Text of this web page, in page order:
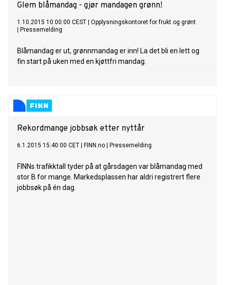
Glem blåmandag - gjør mandagen grønn!
1.10.2015 10:00:00 CEST
Opplysningskontoret for frukt og grønt
Pressemelding
Blåmandag er ut, grønnmandag er inn! La det bli en lett og
fin start på uken med en kjøttfri mandag.
Rekordmange jobbsøk etter nyttår
6.1.2015 15:40:00 CET FINN.no Pressemelding
FINNs trafikktall tyder på at gårsdagen var blåmandag med
stor B for mange. Markedsplassen har aldri registrert flere
jobbsøk på én dag.